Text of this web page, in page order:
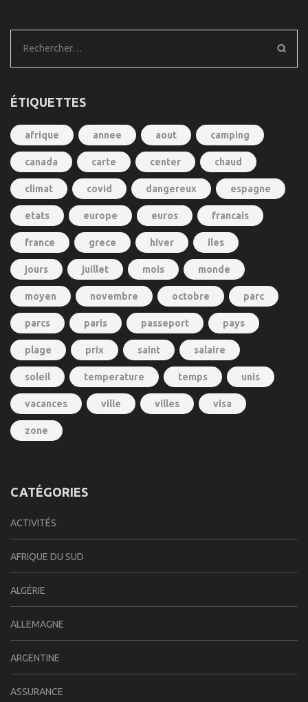
Rechercher :
ÉTIQUETTES
afrique annee aout camping
canada carte center chaud
climat covid dangereux espagne
etats europe euros francais
france grece hiver iles
jours juillet mois monde
moyen novembre octobre parc
parcs paris passeport pays
plage prix saint salaire
soleil temperature temps unis
vacances ville villes visa
zone
CATÉGORIES
ACTIVITÉS
AFRIQUE DU SUD
ALGÉRIE
ALLEMAGNE
ARGENTINE
ASSURANCE